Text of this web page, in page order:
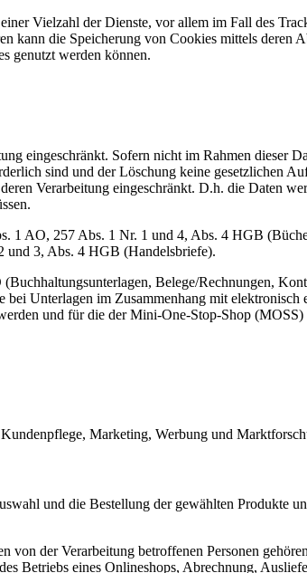
Vielzahl der Dienste, vor allem im Fall des
kann die Speicherung von Cookies mittels deren
genutzt werden können.
eingeschränkt. Sofern nicht im Rahmen dieser
sind und der Löschung keine gesetzlichen
Verarbeitung eingeschränkt. D.h. die Daten
1 AO, 257 Abs. 1 Nr. 1 und 4, Abs. 4 HGB
und 3, Abs. 4 HGB (Handelsbriefe).
Belege/Rechnungen,
Unterlagen im Zusammenhang mit elektronisch
und für die der Mini-One-Stop-Shop
Marketing, Werbung und
und die Bestellung der gewählten Produkte
der Verarbeitung betroffenen Personen
Betriebs eines Onlineshops, Abrechnung,